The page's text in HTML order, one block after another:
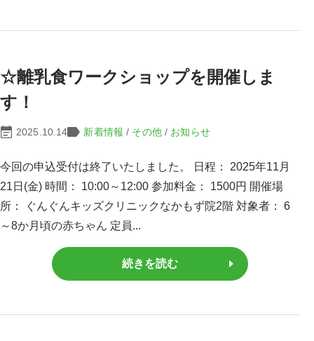
☆離乳食ワークショップを開催しま
す！
2025.10.14 新着情報 / その他/ お知らせ
今回の申込受付は終了いたしました。 日程： 2025年11月
21日(金) 時間： 10:00～12:00 参加料金： 1500円 開催場
所： ぐんぐんキッズクリニックなかもず院2階 対象者： 6
～8か月頃の赤ちゃん 定員...
続きを読む